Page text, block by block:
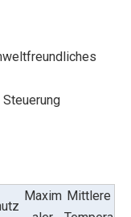
Maxim Mittlere